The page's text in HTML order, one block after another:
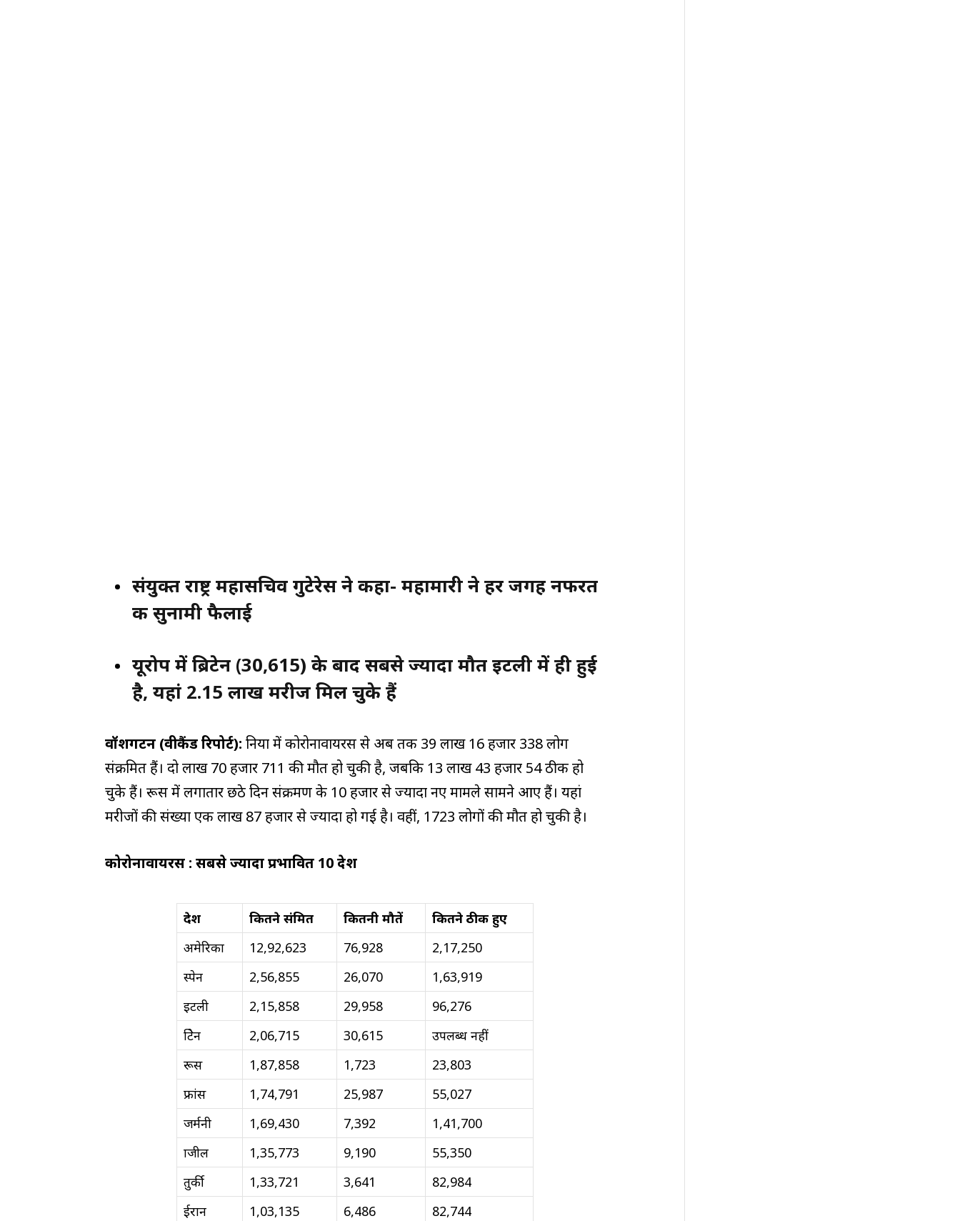
संयुक्त राष्ट्र महासचिव गुटेरेस ने कहा- महामारी ने हर जगह नफरत
की सुनामी फैलाई
यूरोप में ब्रिटेन (30,615) के बाद सबसे ज्यादा मौत इटली में ही हुई
है, यहां 2.15 लाख मरीज मिल चुके हैं
वॉशिंगटन (वीकैंड रिपोर्ट): दुनिया में कोरोनावायरस से अब तक 39 लाख 16 हजार 338 लोग
संक्रमित हैं। दो लाख 70 हजार 711 की मौत हो चुकी है, जबकि 13 लाख 43 हजार 54 ठीक हो
चुके हैं। रूस में लगातार छठे दिन संक्रमण के 10 हजार से ज्यादा नए मामले सामने आए हैं। यहां
मरीजों की संख्या एक लाख 87 हजार से ज्यादा हो गई है। वहीं, 1723 लोगों की मौत हो चुकी है।
कोरोनावायरस : सबसे ज्यादा प्रभावित 10 देश
देश कितने संक्रमित कितनी मौतें
कितने ठीक हुए
अमेरिका
12,92,623 76,928
2,17,250
स्पेन
2,56,855 26,070
1,63,919
इटली
2,15,858 29,958
96,276
ब्रिटेन
2,06,715 30,615
उपलब्ध नहीं
रूस
1,87,858 1,723
23,803
फ्रांस
1,74,791 25,987
55,027
जर्मनी
1,69,430 7,392
1,41,700
ब्राजील
1,35,773 9,190
55,350
तुर्की
1,33,721 3,641
82,984
ईरान
1,03,135 6,486 82,744